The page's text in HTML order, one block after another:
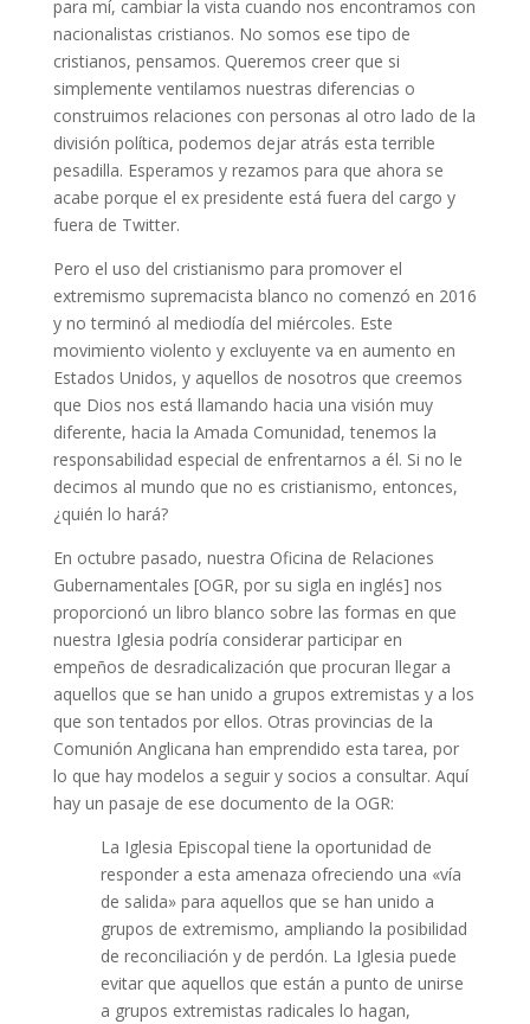
para mí, cambiar la vista cuando nos encontramos con
nacionalistas cristianos. No somos ese tipo de
cristianos, pensamos. Queremos creer que si
simplemente ventilamos nuestras diferencias o
construimos relaciones con personas al otro lado de la
división política, podemos dejar atrás esta terrible
pesadilla. Esperamos y rezamos para que ahora se
acabe porque el ex presidente está fuera del cargo y
fuera de Twitter.
Pero el uso del cristianismo para promover el
extremismo supremacista blanco no comenzó en 2016
y no terminó al mediodía del miércoles. Este
movimiento violento y excluyente va en aumento en
Estados Unidos, y aquellos de nosotros que creemos
que Dios nos está llamando hacia una visión muy
diferente, hacia la Amada Comunidad, tenemos la
responsabilidad especial de enfrentarnos a él. Si no le
decimos al mundo que no es cristianismo, entonces,
¿quién lo hará?
En octubre pasado, nuestra Oficina de Relaciones
Gubernamentales [OGR, por su sigla en inglés] nos
proporcionó un libro blanco sobre las formas en que
nuestra Iglesia podría considerar participar en
empeños de desradicalización que procuran llegar a
aquellos que se han unido a grupos extremistas y a los
que son tentados por ellos. Otras provincias de la
Comunión Anglicana han emprendido esta tarea, por
lo que hay modelos a seguir y socios a consultar. Aquí
hay un pasaje de ese documento de la OGR:
La Iglesia Episcopal tiene la oportunidad de
responder a esta amenaza ofreciendo una «vía
de salida» para aquellos que se han unido a
grupos de extremismo, ampliando la posibilidad
de reconciliación y de perdón. La Iglesia puede
evitar que aquellos que están a punto de unirse
a grupos extremistas radicales lo hagan,